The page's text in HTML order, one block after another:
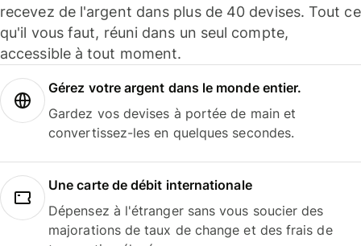
recevez de l'argent dans plus de 40 devises. Tout ce
qu'il vous faut, réuni dans un seul compte,
accessible à tout moment.
Gérez votre argent dans le monde entier.
Gardez vos devises à portée de main et
convertissez-les en quelques secondes.
Une carte de débit internationale
Dépensez à l'étranger sans vous soucier des
majorations de taux de change et des frais de